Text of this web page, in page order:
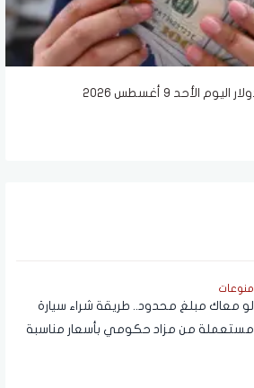
منوعات
لو معاك مبلغ محدود.. طريقة شراء سيارة
مستعملة من مزاد حكومي بأسعار مناسبة